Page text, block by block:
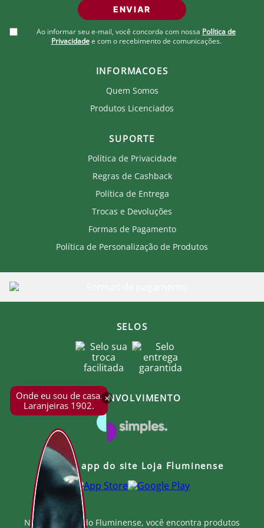
×
Onde eu sou de casa.
Laranjeiras 1902.
Medidas Aproximadas (Largura x Altura x
Comprimento):
Largura: 19cm
Ao comprar um produto oficial você fortalece seu
clube que recebe royalties com a venda de cada
ENVIAR
Ao informar seu e-mail, você concorda com nossa Política de
Privacidade e com o recebimento de comunicações.
Na Loja Oficial do Fluminense, você encontra produtos
INFORMACOES
Quem Somos
Produtos Licenciados
SUPORTE
Política de Privacidade
Regras de Cashback
Política de Entrega
Trocas e Devoluções
Formas de Pagamento
Política de Personalização de Produtos
SELOS
DESENVOLVIMENTO
Baixe o app do site Loja Fluminense